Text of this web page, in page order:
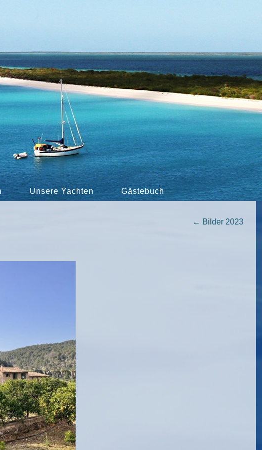
Unsere Yachten Gästebuch
← Bilder 2023